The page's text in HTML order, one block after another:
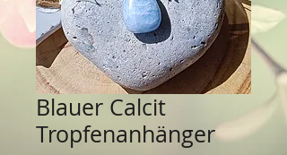
Blauer Calcit
Tropfenanhänger